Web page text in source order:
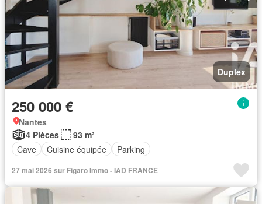
Duplex
250 000 €
Nantes
4 Pièces
93 m²
Cave
Cuisine équipée Parking
27 mai 2026 sur Figaro Immo - IAD FRANCE